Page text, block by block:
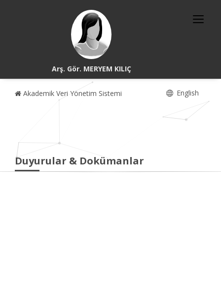
Arş. Gör. MERYEM KILIÇ
Akademik Veri Yönetim Sistemi English
Duyurular & Dokümanlar